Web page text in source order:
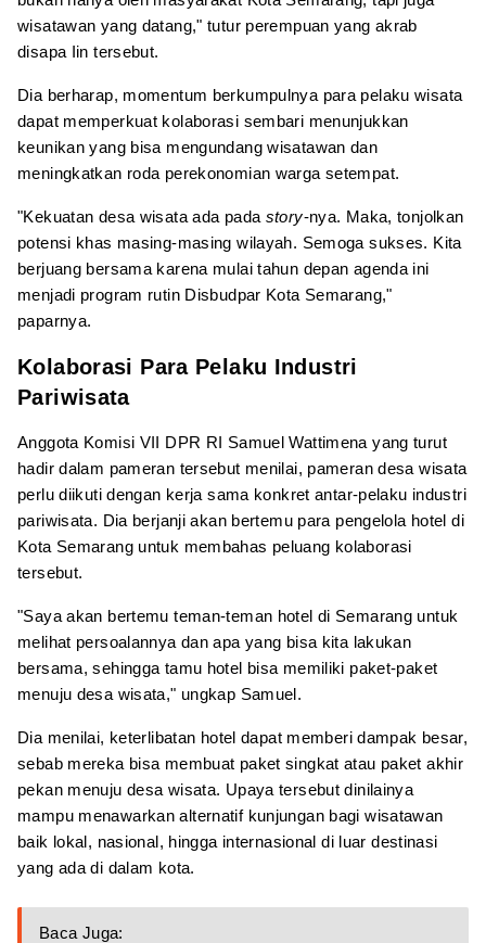
wisatawan yang datang," tutur perempuan yang akrab
disapa Iin tersebut.
Dia berharap, momentum berkumpulnya para pelaku wisata
dapat memperkuat kolaborasi sembari menunjukkan
keunikan yang bisa mengundang wisatawan dan
meningkatkan roda perekonomian warga setempat.
"Kekuatan desa wisata ada pada story-nya. Maka, tonjolkan
potensi khas masing-masing wilayah. Semoga sukses. Kita
berjuang bersama karena mulai tahun depan agenda ini
menjadi program rutin Disbudpar Kota Semarang,"
paparnya.
Kolaborasi Para Pelaku Industri
Pariwisata
Anggota Komisi VII DPR RI Samuel Wattimena yang turut
hadir dalam pameran tersebut menilai, pameran desa wisata
perlu diikuti dengan kerja sama konkret antar-pelaku industri
pariwisata. Dia berjanji akan bertemu para pengelola hotel di
Kota Semarang untuk membahas peluang kolaborasi
tersebut.
"Saya akan bertemu teman-teman hotel di Semarang untuk
melihat persoalannya dan apa yang bisa kita lakukan
bersama, sehingga tamu hotel bisa memiliki paket-paket
menuju desa wisata," ungkap Samuel.
Dia menilai, keterlibatan hotel dapat memberi dampak besar,
sebab mereka bisa membuat paket singkat atau paket akhir
pekan menuju desa wisata. Upaya tersebut dinilainya
mampu menawarkan alternatif kunjungan bagi wisatawan
baik lokal, nasional, hingga internasional di luar destinasi
yang ada di dalam kota.
Baca Juga: